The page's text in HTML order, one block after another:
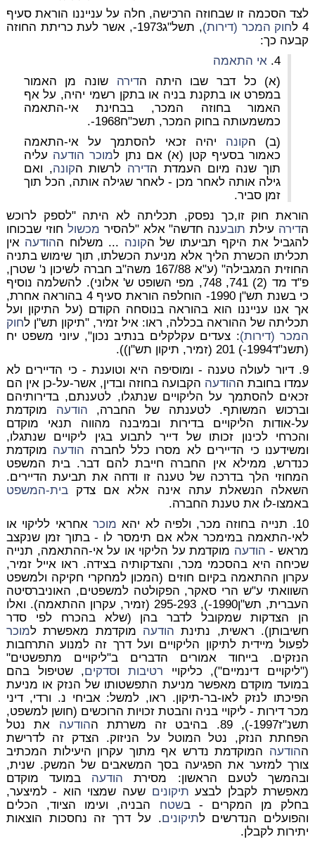
לצד הסכמה זו שבחוזה הרכישה, חלה על ענייננו הוראת סעיף
4 ל
חוק המכר (דירות)
, תשל"ג1973-, אשר לעת כריתת החוזה
קבעה כך:
4. אי התאמה
(א) כל דבר שבו היתה הדירה שונה מן האמור
במפרט או בתקנת בניה או בתקן רשמי יהיה, על אף
האמור בחוזה המכר, בבחינת אי-התאמה
כמשמעותה בחוק המכר, תשכ"ח1968-.
(ב) הקונה יהיה זכאי להסתמך על אי-התאמה
כאמור בסעיף קטן (א) אם נתן למוכר הודעה עליה
תוך שנה מיום העמדת הדירה לרשות הקונה, ואם
גילה אותה לאחר מכן - לאחר שגילה אותה, הכל תוך
זמן סביר.
הוראת חוק זו,כך נפסק, תכליתה לא היתה "לספק לרוכש
הדירה עילת תובענה חדשה" אלא "להסיר מכשול חוזי שבכוחו
להגביל את היקף תביעתו של הקונה ... משלוח ההודעה אין
תכליתו הכשרת הליך אלא מניעת הכשלתו, תוך שימוש בתניה
החוזית המגבילה" (ע"א 167/88 משה"ב חברה לשיכון נ' שטרן,
פ"ד מד (2) 741, 748, מפי השופט ש' אלוני). להשלמה נוסיף
כי בשנת תש"ן 1990- הוחלפה הוראת סעיף 4 בהוראה אחרת,
אך אנו ענייננו הוא בהוראה בנוסחה הקודם (על התיקון ועל
תכליתה של ההוראה בכללה, ראו: איל זמיר, "תיקון תש"ן לחוק
המכר (דירות): צעדים עקלקלים בנתיב נכון", עיוני משפט יח
(תשנ"ד1994-) 201 (זמיר, תיקון תש"ן)).
9. דיור לעולה טענה - ומוסיפה היא וטוענת - כי הדיירים לא
עמדו בחובת ההודעה הקבועה בחוזה ובדין, אשר-על-כן אין הם
זכאים להסתמך על הליקויים שנתגלו, לטענתם, בדירותיהם
וברכוש המשותף. לטענתה של החברה, הודעה מוקדמת
על-אודות הליקויים בדירות ובמיבנה מהווה תנאי מוקדם
והכרחי לכינון זכותו של דייר לתבוע בגין ליקויים שנתגלו,
ומשידענו כי הדיירים לא מסרו כלל לחברה הודעה מוקדמת
כנדרש, ממילא אין החברה חייבת להם דבר. בית המשפט
המחוזי הלך בדרכה של טענה זו ודחה את תביעת הדיירים.
השאלה הנשאלת עתה אינה אלא אם צדקבית-המשפט
באמצו-לו את טענת החברה.
10. תנייה בחוזה מכר, ולפיה לא יהא
מוכר אחראי לליקוי או
לאי-התאמה במימכר אלא אם תימסר לו - בתוך זמן שנקצב
מראש - הודעה מוקדמת על הליקוי או על אי-ההתאמה, תנייה
שכיחה היא בהסכמי מכר, והצדקותיה בצידה. ראו אייל זמיר,
עקרון ההתאמה בקיום חוזים (המכון למחקרי חקיקה ולמשפט
השוואתי ע"ש הרי סאקר, הפקולטה למשפטים, האוניברסיטה
העברית, תש"ן1990-), 295-293 (זמיר, עקרון ההתאמה). ואלו
הן הצדקות שמקובל לדבר בהן (שלא בהכרח לפי סדר
חשיבותן). ראשית, נתינת הודעה מוקדמת מאפשרת למוכר
לפעול מיידית לתיקון הליקויים ועל דרך זה למנוע התרחבות
הנזקים. בייחוד אמורים הדברים ב"ליקויים מתפשטים"
("ליקויים דינמיים"), כליקויי רטיבות וסדקים, שטיפול בהם
במועד מוקדם מאפשר מניעת התפשטותו של הנזק או מניעת
הפיכתו לנזק לאו-בר-תיקון. ראו, למשל: אביחי נ. ורדי, דיני
מכר דירות - ליקויי בניה והבטת זכויות הרוכשים (חושן למשפט,
תשנ"ז1997-), 89. בהיבט זה משרתת ה
הודעה את נטל
הפחתת הנזק, נטל המוטל על הניזוק. הצדק זה לדרישת
ההודעה המוקדמת נדרש אף מתוך עקרון היעילות המכתיב
צורך למזער את הפגיעה בסך המשאבים של המשק. שנית,
ובהמשך לטעם הראשון: מסירת הודעה במועד מוקדם
מאפשרת לקבלן לבצע תיקונים שעה שמצוי הוא - למיצער,
בחלק מן המקרים - בשטח הבניה, ועימו הציוד, הכלים
והפועלים הנדרשים לתיקונים. על דרך זה נחסכות הוצאות
יתירות לקבלן.